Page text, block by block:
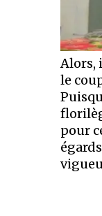
Alors,
le
pour